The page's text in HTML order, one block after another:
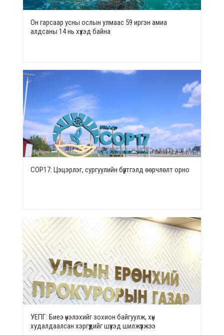
Он гарсаар усны ослын улмаас 59 иргэн амиа
алдсаны 14 нь хүүхэд байна
СОР17: Цэцэрлэг, сургуулийн бүртгэлд өөрчлөлт орно
УЕПГ: Биеэ үнэлэхийг зохион байгуулж, хүн
худалдаалсан хэргүүдийг шүүхэд шилжүүлжээ